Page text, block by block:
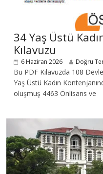
34 Yaş Üstü
Kılavuzu
6 Haziran 2026 Doğru
Bu PDF Kılavuzda 108
Yaş Üstü Kadın
oluşmuş 4463 Önlisans ve